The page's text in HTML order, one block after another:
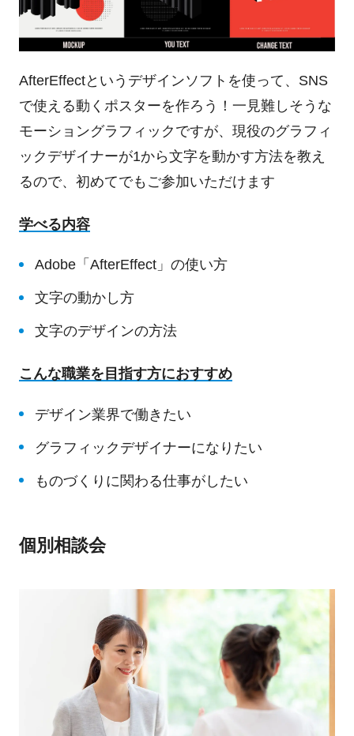
AfterEffectというデザインソフトを使って、SNS
で使える動くポスターを作ろう！一見難しそうな
モーショングラフィックですが、現役のグラフィ
ックデザイナーが1から文字を動かす方法を教え
るので、初めてでもご参加いただけます
学べる内容
Adobe「AfterEffect」の使い方
文字の動かし方
文字のデザインの方法
こんな職業を目指す方におすすめ
デザイン業界で働きたい
グラフィックデザイナーになりたい
ものづくりに関わる仕事がしたい
個別相談会